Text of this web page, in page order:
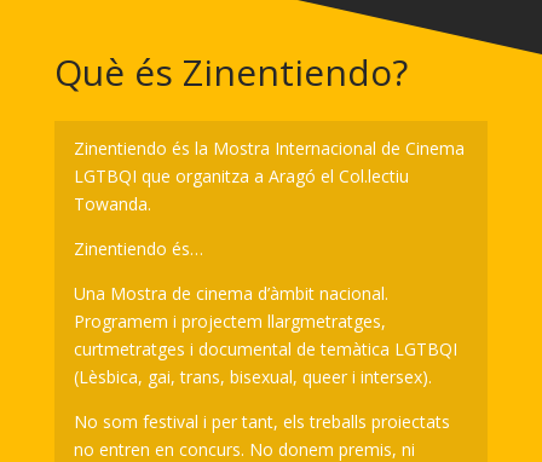
Què és Zinentiendo?
Zinentiendo és la Mostra Internacional de Cinema
LGTBQI que organitza a Aragó el Col.lectiu
Towanda.
Zinentiendo és…
Una Mostra de cinema d’àmbit nacional.
Programem i projectem llargmetratges,
curtmetratges i documental de temàtica LGTBQI
(Lèsbica, gai, trans, bisexual, queer i intersex).
No som festival i per tant, els treballs proiectats
no entren en concurs. No donem premis, ni